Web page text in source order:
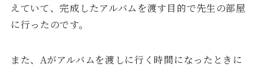
えていて、完成したアルバムを渡す目的で先生の部屋
に行ったのです。
また、Aがアルバムを渡しに行く時間になったときに